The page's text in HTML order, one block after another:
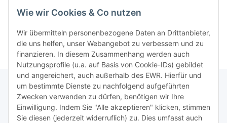
TiDis Lizenzsystem
Wie wir Cookies & Co nutzen
Wir übermitteln personenbezogene Daten an Drittanbieter,
die uns helfen, unser Webangebot zu verbessern und zu
finanzieren. In diesem Zusammenhang werden auch
Nutzungsprofile (u.a. auf Basis von Cookie-IDs) gebildet
und angereichert, auch außerhalb des EWR. Hierfür und
um bestimmte Dienste zu nachfolgend aufgeführten
Zwecken verwenden zu dürfen, benötigen wir Ihre
Einwilligung. Indem Sie "Alle akzeptieren" klicken, stimmen
Sie diesen (jederzeit widerruflich) zu. Dies umfasst auch